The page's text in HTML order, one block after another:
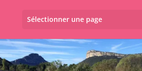
Sélectionner une page